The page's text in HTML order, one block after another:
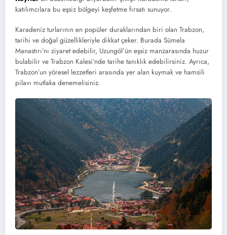
katılımcılara bu eşsiz bölgeyi keşfetme fırsatı sunuyor.
Karadeniz turlarının en popüler duraklarından biri olan Trabzon,
tarihi ve doğal güzellikleriyle dikkat çeker. Burada Sümela
Manastırı’nı ziyaret edebilir, Uzungöl’ün eşsiz manzarasında huzur
bulabilir ve Trabzon Kalesi’nde tarihe tanıklık edebilirsiniz. Ayrıca,
Trabzon’un yöresel lezzetleri arasında yer alan kuymak ve hamsili
pilavı mutlaka denemelisiniz.